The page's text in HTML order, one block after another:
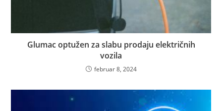
Glumac optužen za slabu prodaju električnih
vozila
februar 8, 2024